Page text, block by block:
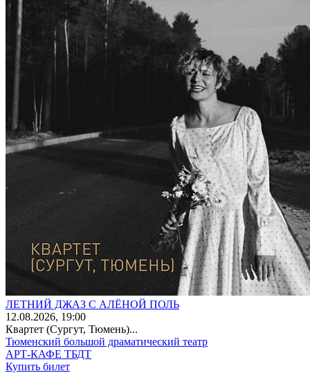
ЛЕТНИЙ ДЖАЗ С АЛЁНОЙ ПОЛЬ
12.08.2026, 19:00
Квартет (Сургут, Тюмень)...
Тюменский большой драматический театр
АРТ-КАФЕ ТБДТ
Купить билет